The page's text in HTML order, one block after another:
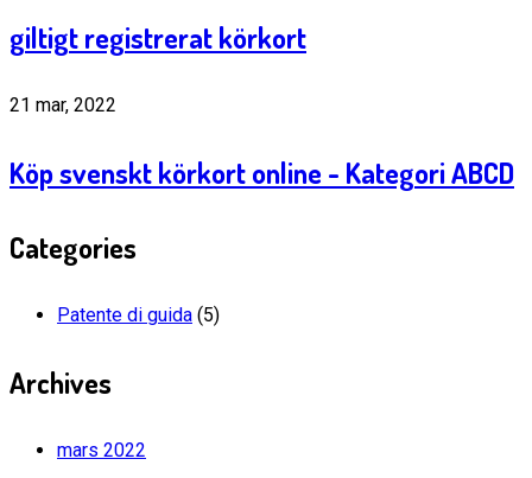
giltigt registrerat körkort
21 mar, 2022
Köp svenskt körkort online - Kategori ABCD
Categories
Patente di guida (5)
Archives
mars 2022